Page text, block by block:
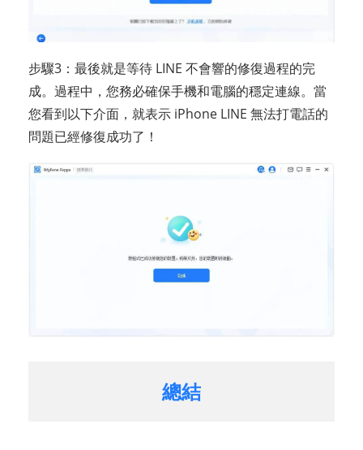
步驟3：最後就是等待 LINE 不會響的修復過程的完
成。過程中，您務必確保手機和電腦的穩定連線。當
您看到以下介面，就表示 iPhone LINE 無法打電話的
問題已經修復成功了！
總結